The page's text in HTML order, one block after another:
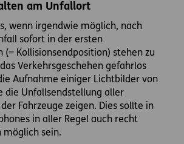
am Unfallort
wenn irgendwie möglich, nach
sofort in der ersten
(= Kollisionsendposition) stehen zu
Verkehrsgeschehen gefahrlos
Aufnahme einiger Lichtbilder von
die Unfallsendstellung aller
Fahrzeuge zeigen. Dies sollte in
in aller Regel auch recht
möglich sein.